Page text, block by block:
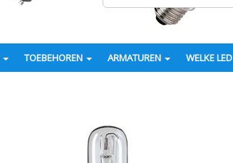
TOEBEHOREN ARMATUREN WELKE LED